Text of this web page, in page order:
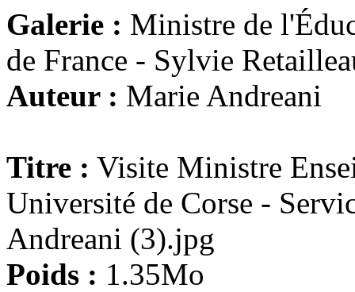
Galerie : Ministre de
de France - Sylvie
Auteur : Marie Andreani
Titre : Visite Ministre
Université de Corse -
Andreani (3).jpg
Poids : 1.35Mo